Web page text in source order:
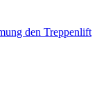
den Treppenlift